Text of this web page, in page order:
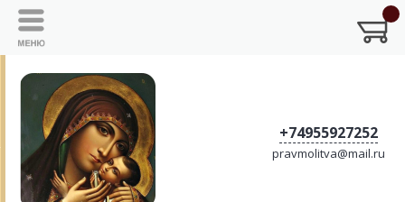
+74955927252
pravmolitva@mail.ru